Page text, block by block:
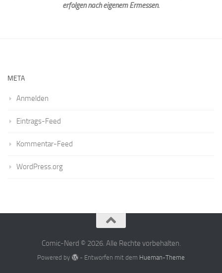
erfolgen nach eigenem Ermessen.
META
Anmelden
Eintrags-Feed
Kommentar-Feed
WordPress.org
Comic-Nerd © 2026. Alle Rechte vorbehalten.
Powered by - Entworfen mit dem Hueman-Theme